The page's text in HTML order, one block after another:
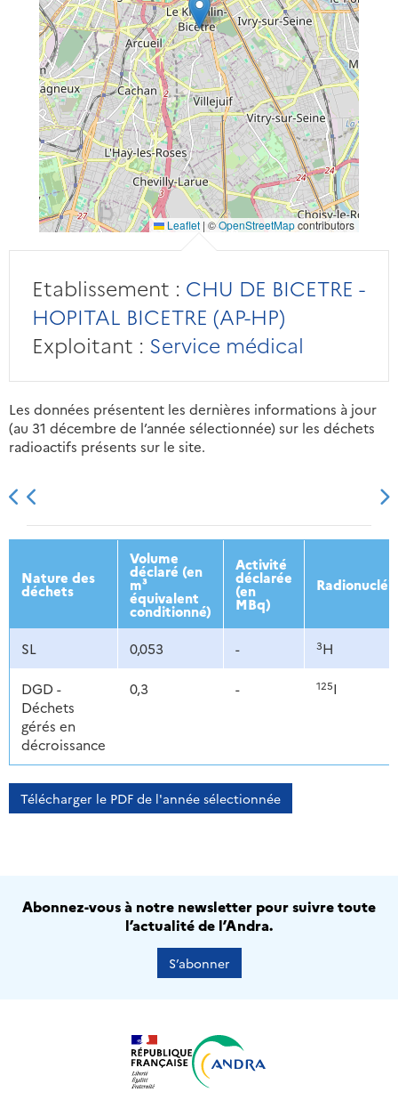
Leaflet | ©OpenStreetMapcontributors
Etablissement : CHU DE BICETRE -
HOPITAL BICETRE (AP-HP)
Exploitant : Service médical
Les données présentent les dernières informations à jour
(au 31 décembre de l’année sélectionnée) sur les déchets
radioactifs présents sur le site.
2013 2014 2015 2016
Nature des
déchets
Volume
déclaré (en
m³
équivalent
conditionné)
Activité
déclarée
(en
MBq)
SL 0,053 - 3H
DGD -
Déchets
gérés en
décroissance
0,3 - 125I
Télécharger le PDF de l'année sélectionnée
Abonnez-vous à notre newsletter pour suivre toute
l’actualité de l’Andra.
S’abonner